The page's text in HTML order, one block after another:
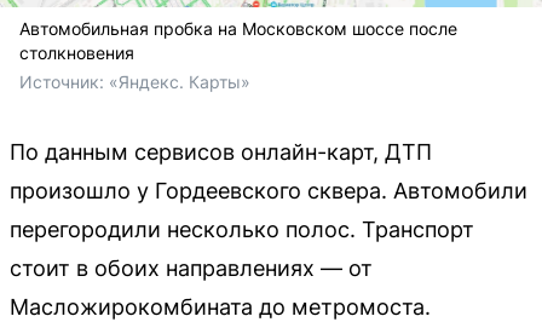
Автомобильная пробка на Московском шоссе после
столкновения
Источник: «Яндекс. Карты»
По данным сервисов онлайн-карт, ДТП
произошло у Гордеевского сквера. Автомобили
перегородили несколько полос. Транспорт
стоит в обоих направлениях — от
Масложирокомбината до метромоста.